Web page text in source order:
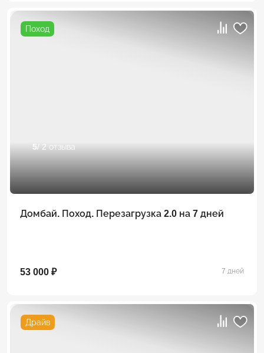
Поход
5/ 2 отзыва
Домбай. Поход. Перезагрузка 2.0 на 7 дней
53 000 ₽ 7 дней
Драйв